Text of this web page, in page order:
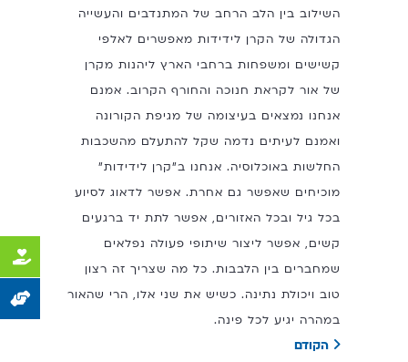
השילוב בין הלב הרחב של המתנדבים והעשייה
הגדולה של הקרן לידידות מאפשרים לאלפי
קשישים ומשפחות ברחבי הארץ ליהנות מקרן
של אור לקראת חנוכה והחורף הקרוב. אמנם
אנחנו נמצאים בעיצומה של מגיפת הקורונה
ואמנם לעיתים נדמה שקל להתעלם מהשכבות
החלשות באוכלוסיה. אנחנו ב"קרן לידידות"
מוכיחים שאפשר גם אחרת. אפשר לדאוג לסיוע
בכל גיל ובכל האזורים, אפשר לתת יד ברגעים
קשים, אפשר ליצור שיתופי פעולה נפלאים
שמחברים בין הלבבות. כל מה שצריך זה רצון
טוב ויכולת נתינה. כשיש את שני אלו, הרי שהאור
במהרה יגיע לכל פינה.
הקודם